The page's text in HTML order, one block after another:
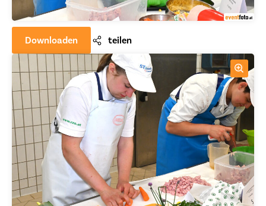
Downloaden teilen